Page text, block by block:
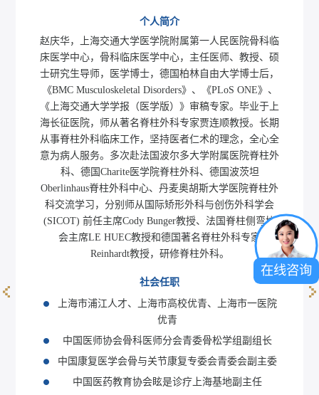
个人简介
赵庆华，上海交通大学医学院附属第一人民医院骨科临
床医学中心，骨科临床医学中心，主任医师、教授、硕
士研究生导师，医学博士，德国柏林自由大学博士后，
《BMC Musculoskeletal Disorders》、《PLoS ONE》、
《上海交通大学学报（医学版）》审稿专家。毕业于上
海长征医院，师从著名脊柱外科专家贾连顺教授。长期
从事脊柱外科临床工作，坚持医者仁术的理念，全心全
意为病人服务。多次赴法国波尔多大学附属医院脊柱外
科、德国Charite医学院脊柱外科、德国波茨坦
Oberlinhaus脊柱外科中心、丹麦奥胡斯大学医院脊柱外
科交流学习，分别师从国际矫形外科与创伤外科学会
(SICOT) 前任主席Cody Bunger教授、法国脊柱侧弯协
会主席LE HUEC教授和德国著名脊柱外科专家
Reinhardt教授，研修脊柱外科。
社会任职
上海市浦江人才、上海市高校优青、上海市一医院
优青
中国医师协会骨科医师分会青委骨松学组副组长
中国康复医学会骨与关节康复专委会青委会副主委
中国医药教育协会眩是诊疗上海基地副主任
在线咨询